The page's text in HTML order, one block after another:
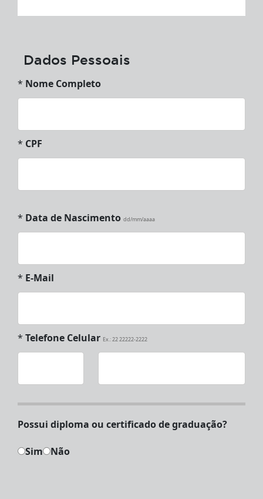
Dados Pessoais
* Nome Completo
* CPF
* Data de Nascimento dd/mm/aaaa
* E-Mail
* Telefone Celular Ex.: 22 22222-2222
Possui diploma ou certificado de graduação?
Sim Não